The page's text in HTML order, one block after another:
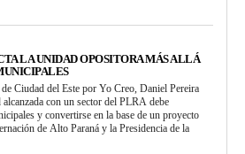
LA UNIDAD OPOSITORA MÁS ALLÁ
Ciudad del Este por Yo Creo, Daniel Pereira
con un sector del PLRA debe
y convertirse en la base de un proyecto
de Alto Paraná y la Presidencia de la